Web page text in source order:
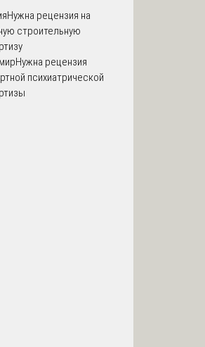
Нужна рецензия на
строительную
Нужна рецензия
психиатрической